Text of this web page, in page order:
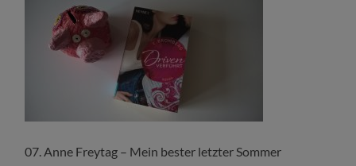
07. Anne Freytag – Mein bester letzter Sommer